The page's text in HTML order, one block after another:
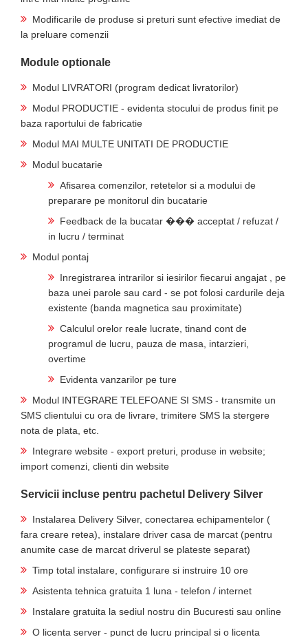
Modificarile de produse si preturi sunt efective imediat de
la preluare comenzii
Module optionale
Modul LIVRATORI (program dedicat livratorilor)
Modul PRODUCTIE - evidenta stocului de produs finit pe
baza raportului de fabricatie
Modul MAI MULTE UNITATI DE PRODUCTIE
Modul bucatarie
Afisarea comenzilor, retetelor si a modului de
preparare pe monitorul din bucatarie
Feedback de la bucatar ��� acceptat / refuzat /
in lucru / terminat
Modul pontaj
Inregistrarea intrarilor si iesirilor fiecarui angajat , pe
baza unei parole sau card - se pot folosi cardurile deja
existente (banda magnetica sau proximitate)
Calculul orelor reale lucrate, tinand cont de
programul de lucru, pauza de masa, intarzieri,
overtime
Evidenta vanzarilor pe ture
Modul INTEGRARE TELEFOANE SI SMS - transmite un
SMS clientului cu ora de livrare, trimitere SMS la stergere
nota de plata, etc.
Integrare website - export preturi, produse in website;
import comenzi, clienti din website
Servicii incluse pentru pachetul Delivery Silver
Instalarea Delivery Silver, conectarea echipamentelor (
fara creare retea), instalare driver casa de marcat (pentru
anumite case de marcat driverul se plateste separat)
Timp total instalare, configurare si instruire 10 ore
Asistenta tehnica gratuita 1 luna - telefon / internet
Instalare gratuita la sediul nostru din Bucuresti sau online
O licenta server - punct de lucru principal si o licenta